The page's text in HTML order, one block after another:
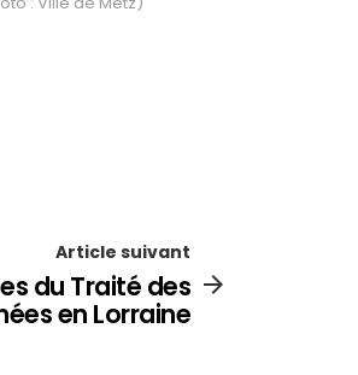
Article suivant
du Traité des
en Lorraine